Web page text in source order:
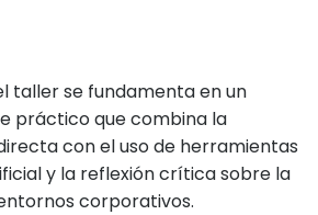
taller se fundamenta en un
práctico que combina la
con el uso de herramientas
y la reflexión crítica sobre la
corporativos.